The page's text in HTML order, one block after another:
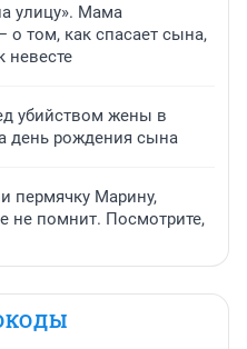
улицу». Мама
о том, как спасает сына,
невесте
убийством жены в
день рождения сына
пермячку Марину,
не помнит. Посмотрите,